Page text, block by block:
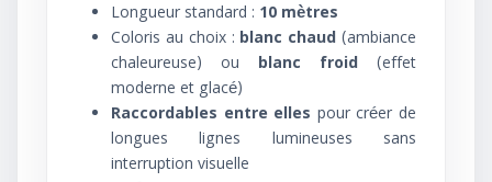
Longueur standard : 10 mètres
Coloris au choix : blanc chaud (ambiance
chaleureuse) ou blanc froid (effet
moderne et glacé)
Raccordables entre elles pour créer de
longues lignes lumineuses sans
interruption visuelle